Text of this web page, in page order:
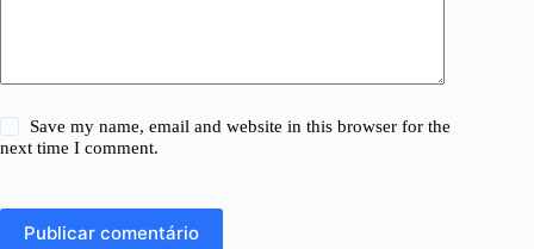
Save my name, email and website in this browser for the
next time I comment.
Publicar comentário